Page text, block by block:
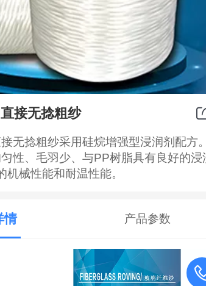
接无捻粗纱
无捻粗纱采用硅烷增强型浸润剂配方
性、毛羽少、与PP树脂具有良好的浸
机械性能和耐温性能。
情 产品参数